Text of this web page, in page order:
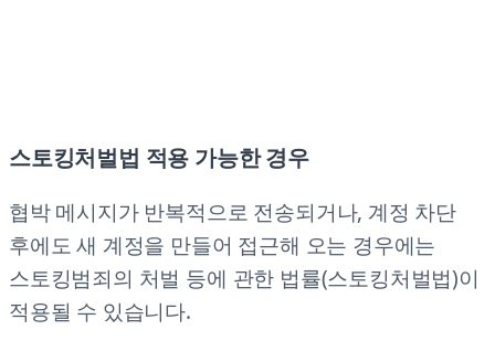
스토킹처벌법 적용 가능한 경우
협박 메시지가 반복적으로 전송되거나, 계정 차단
후에도 새 계정을 만들어 접근해 오는 경우에는
스토킹범죄의 처벌 등에 관한 법률(스토킹처벌법)이
적용될 수 있습니다.